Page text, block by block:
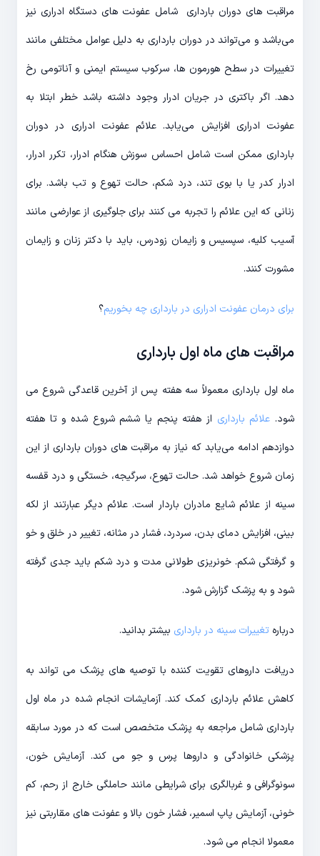
مراقبت های دوران بارداری شامل عفونت های دستگاه ادراری نیز
می‌باشد و می‌تواند در دوران بارداری به دلیل عوامل مختلفی مانند
تغییرات در سطح هورمون ها، سرکوب سیستم ایمنی و آناتومی رخ
دهد. اگر باکتری در جریان ادرار وجود داشته باشد خطر ابتلا به
عفونت ادراری افزایش می‌یابد. علائم عفونت ادراری در دوران
بارداری ممکن است شامل احساس سوزش هنگام ادرار، تکرر ادرار،
ادرار کدر یا با بوی تند، درد شکم، حالت تهوع و تب باشد. برای
زنانی که این علائم را تجربه می کنند برای جلوگیری از عوارضی مانند
آسیب کلیه، سپسیس و زایمان زودرس، باید با دکتر زنان و زایمان
مشورت کنند.
برای درمان عفونت ادراری در بارداری چه بخوریم؟
مراقبت های ماه اول بارداری
ماه اول بارداری معمولاً سه هفته پس از آخرین قاعدگی شروع می
شود. علائم بارداری از هفته پنجم یا ششم شروع شده و تا هفته
دوازدهم ادامه می‌یابد که نیاز به مراقبت های دوران بارداری از این
زمان شروع خواهد شد. حالت تهوع، سرگیجه، خستگی و درد قفسه
سینه از علائم شایع مادران باردار است. علائم دیگر عبارتند از لکه
بینی، افزایش دمای بدن، سردرد، فشار در مثانه، تغییر در خلق و خو
و گرفتگی شکم. خونریزی طولانی مدت و درد شکم باید جدی گرفته
شود و به پزشک گزارش شود.
درباره تغییرات سینه در بارداری بیشتر بدانید.
دریافت داروهای تقویت کننده با توصیه های پزشک می تواند به
کاهش علائم بارداری کمک کند. آزمایشات انجام شده در ماه اول
بارداری شامل مراجعه به پزشک متخصص است که در مورد سابقه
پزشکی خانوادگی و داروها پرس و جو می کند. آزمایش خون،
سونوگرافی و غربالگری برای شرایطی مانند حاملگی خارج از رحم، کم
خونی، آزمایش پاپ اسمیر، فشار خون بالا و عفونت های مقاربتی نیز
معمولا انجام می شود.